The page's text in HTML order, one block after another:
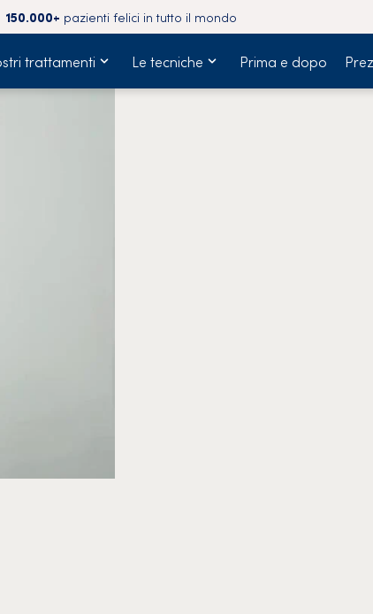
150.000+ pazienti felici in tutto il mondo
trattamenti Le tecniche Prima e dopo